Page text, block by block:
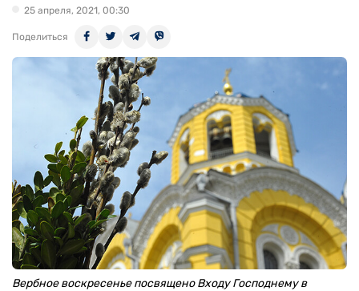
25 апреля, 2021, 00:30
Поделиться
Вербное воскресенье посвящено Входу Господнему в